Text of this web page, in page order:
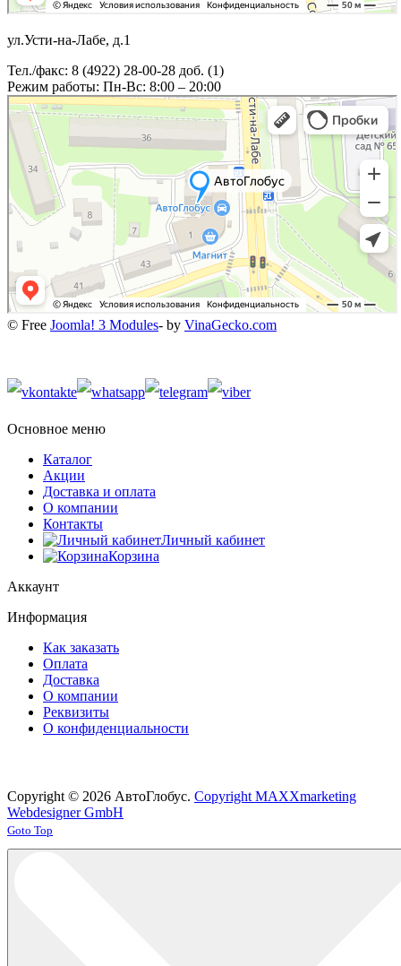
ул.Усти-на-Лабе, д.1
Тел./факс: 8 (4922) 28-00-28 доб. (1)
Режим работы: Пн-Вс: 8:00 – 20:00
© Free Joomla! 3 Modules- by VinaGecko.com
Основное меню
Каталог
Акции
Доставка и оплата
О компании
Контакты
Личный кабинет
Корзина
Аккаунт
Информация
Как заказать
Оплата
Доставка
О компании
Реквизиты
О конфиденциальности
Copyright © 2026 АвтоГлобус. Copyright MAXXmarketing
Webdesigner GmbH
Joomla! 3 Templates
Goto Top